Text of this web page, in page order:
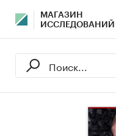
МАГАЗИН
ИССЛЕДОВАНИЙ